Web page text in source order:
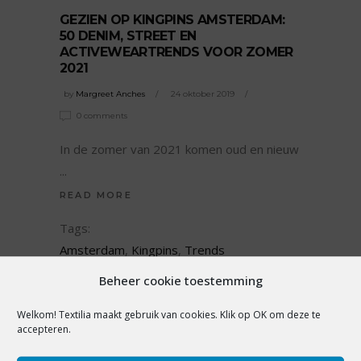
Beheer cookie toestemming
Welkom! Textilia maakt gebruik van cookies. Klik op OK om deze te
accepteren.
GEZIEN OP KINGPINS AMSTERDAM:
50 DENIM, STREET EN
ACTIVEWEARTRENDS VOOR ZOMER
2021
by Margreet Anches 24 oktober 2019
0 comments
In de zomer van 2021 komen oud en nieuw
READ MORE
Tags:
Amsterdam, Kingpins, Trends